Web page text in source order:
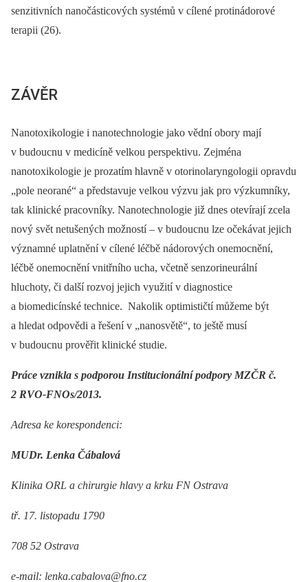
senzitivních nanočásticových systémů v cílené protinádorové
terapii (26).
ZÁVĚR
Nanotoxikologie i nanotechnologie jako vědní obory mají
v budoucnu v medicíně velkou perspektivu. Zejména
nanotoxikologie je prozatím hlavně v otorinolaryngologii opravdu
„pole neorané“ a představuje velkou výzvu jak pro výzkumníky,
tak klinické pracovníky. Nanotechnologie již dnes otevírají zcela
nový svět netušených možností –⁠ v budoucnu lze očekávat jejich
významné uplatnění v cílené léčbě nádorových onemocnění,
léčbě onemocnění vnitřního ucha, včetně senzorineurální
hluchoty, či další rozvoj jejich využití v diagnostice
a biomedicínské technice. Nakolik optimističtí můžeme být
a hledat odpovědi a řešení v „nanosvětě“, to ještě musí
v budoucnu prověřit klinické studie.
Práce vznikla s podporou Institucionální podpory MZČR č.
2 RVO-FNOs/2013.
Adresa ke korespondenci:
MUDr. Lenka Čábalová
Klinika ORL a chirurgie hlavy a krku FN Ostrava
tř. 17. listopadu 1790
708 52 Ostrava
e-mail: lenka.cabalova@fno.cz